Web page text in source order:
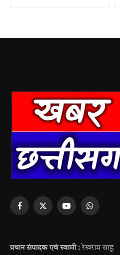
Facebook
X
YouTubeWhatsApp
प्रधान संपादक एवं स्वामी : रेखराम साहू